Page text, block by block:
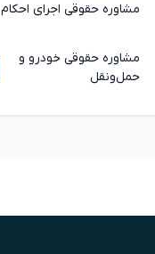
مشاوره حقوقی اجرای احکام
مشاوره حقوقی خودرو و
حمل‌ونقل